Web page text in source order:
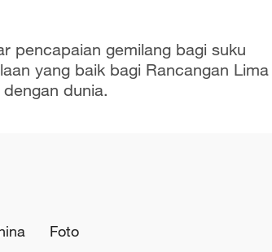
pencapaian gemilang bagi suku
yang baik bagi Rancangan Lima
dunia.
Foto